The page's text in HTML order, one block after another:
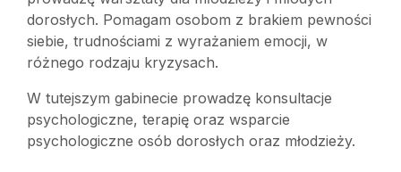
dorosłych. Pomagam osobom z brakiem pewności
siebie, trudnościami z wyrażaniem emocji, w
różnego rodzaju kryzysach.
W tutejszym gabinecie prowadzę konsultacje
psychologiczne, terapię oraz wsparcie
psychologiczne osób dorosłych oraz młodzieży.